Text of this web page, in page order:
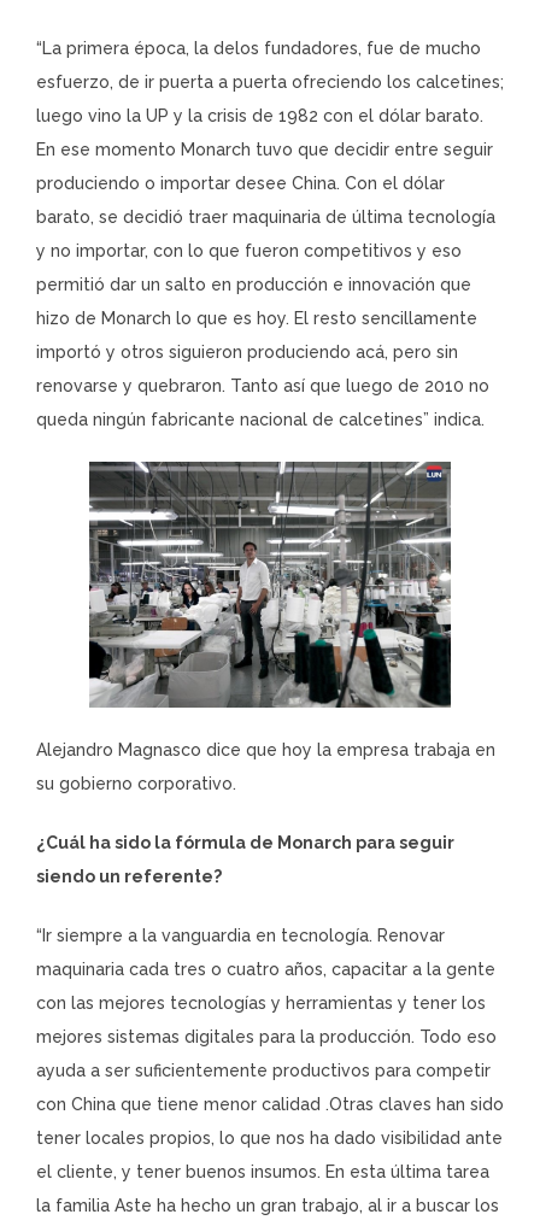
“La primera época, la delos fundadores, fue de mucho
esfuerzo, de ir puerta a puerta ofreciendo los calcetines;
luego vino la UP y la crisis de 1982 con el dólar barato.
En ese momento Monarch tuvo que decidir entre seguir
produciendo o importar desee China. Con el dólar
barato, se decidió traer maquinaria de última tecnología
y no importar, con lo que fueron competitivos y eso
permitió dar un salto en producción e innovación que
hizo de Monarch lo que es hoy. El resto sencillamente
importó y otros siguieron produciendo acá, pero sin
renovarse y quebraron. Tanto así que luego de 2010 no
queda ningún fabricante nacional de calcetines” indica.
Alejandro Magnasco dice que hoy la empresa trabaja en
su gobierno corporativo.
¿Cuál ha sido la fórmula de Monarch para seguir
siendo un referente?
“Ir siempre a la vanguardia en tecnología. Renovar
maquinaria cada tres o cuatro años, capacitar a la gente
con las mejores tecnologías y herramientas y tener los
mejores sistemas digitales para la producción. Todo eso
ayuda a ser suficientemente productivos para competir
con China que tiene menor calidad .Otras claves han sido
tener locales propios, lo que nos ha dado visibilidad ante
el cliente, y tener buenos insumos. En esta última tarea
la familia Aste ha hecho un gran trabajo, al ir a buscar los